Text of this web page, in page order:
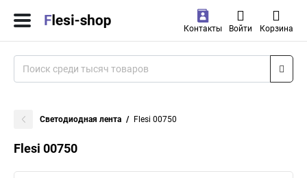
Контакты Войти Корзина
Светодиодная лента Flesi 00750
Flesi 00750